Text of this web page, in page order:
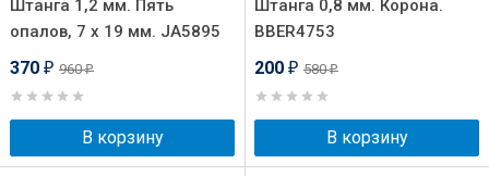
Штанга 1,2 мм. Пять
опалов, 7 х 19 мм. JA5895
370 ₽ 960₽
В корзину
Штанга 0,8 мм. Корона.
BBER4753
200 ₽ 580₽
В корзину